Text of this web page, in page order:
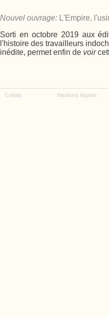
Nouvel ouvrage: L'Empire,
Sorti en octobre 2019 aux
l'histoire des travailleurs
inédite, permet enfin de voir
Crédits Mentions légales